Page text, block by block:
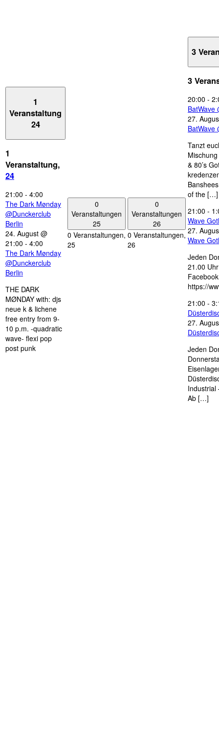
1
Veranstaltung
24
1
Veranstaltung,
24
21:00 - 4:00
The Dark Mønday
@Dunckerclub
Berlin
24. August @
21:00 - 4:00
The Dark Mønday
@Dunckerclub
Berlin
THE DARK
MØNDAY with: djs
neue k & lichene
free entry from 9-
10 p.m. -quadratic
wave- flexi pop
post punk
0
Veranstaltungen
25
0 Veranstaltungen,
25
0
Veranstaltungen
26
0 Veranstaltungen,
26
3
3
20:00 -
BatWave
27.
BatWave
Tanzt
& 80’s
of the […]
21:00 -
Wave
27.
Wave
Jeden
21.00
https://
21:00 -
27.
Jeden
Industrial
Ab […]